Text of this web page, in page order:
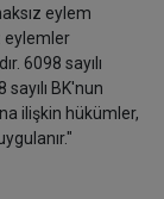
eylem
eylemler
6098 sayılı
BK'nun
ilişkin hükümler,